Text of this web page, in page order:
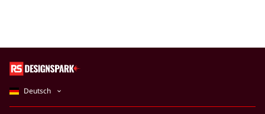
Deutsch